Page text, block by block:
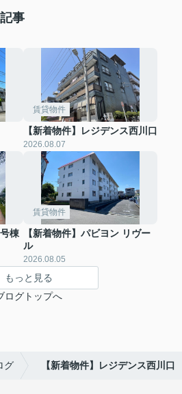
事
賃貸物件
【新着物件】レジデンス西川口
2026.08.07
棟
賃貸物件
【新着物件】パビヨン リヴー
ル
2026.08.05
もっと見る
ログトップへ
グ 【新着物件】レジデンス西川口